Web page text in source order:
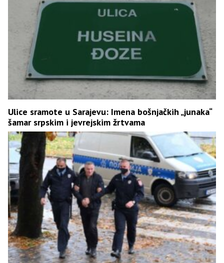
Ulice sramote u Sarajevu: Imena bošnjačkih „junaka“
šamar srpskim i jevrejskim žrtvama